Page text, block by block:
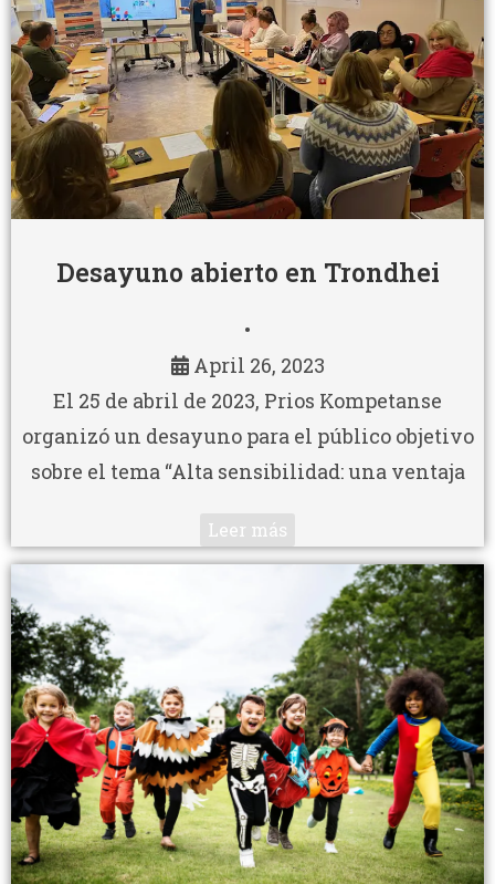
Desayuno abierto en Trondhei
•
April 26, 2023
El 25 de abril de 2023, Prios Kompetanse
organizó un desayuno para el público objetivo
sobre el tema “Alta sensibilidad: una ventaja
Leer más